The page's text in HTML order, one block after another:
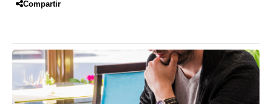
Compartir